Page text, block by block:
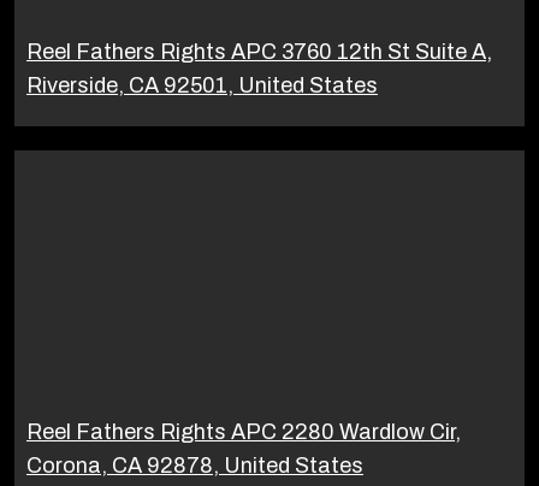
Reel Fathers Rights APC 3760 12th St Suite A,
Riverside, CA 92501, United States
Reel Fathers Rights APC 2280 Wardlow Cir,
Corona, CA 92878, United States